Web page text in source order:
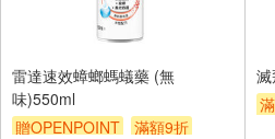
雷達速效蟑螂螞蟻藥 (無
味)550ml
贈OPENPOINT
滿額9折